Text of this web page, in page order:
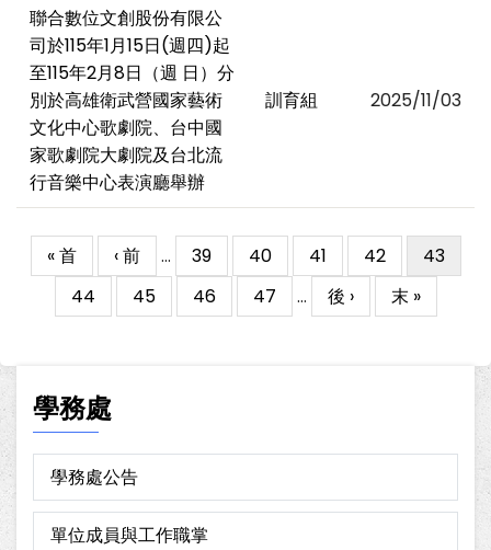
聯合數位文創股份有限公
司於115年1月15日(週四)起
至115年2月8日（週 日）分
別於高雄衛武營國家藝術
文化中心歌劇院、台中國
家歌劇院大劇院及台北流
行音樂中心表演廳舉辦
訓育組 2025/11/03
Pagination
First
page
« 首
Previous
page
‹ 前 … Page
39 Page
40 Page
41 Page
42
目
前
頁
43
Page
44 Page
45 Page
46 Page
47 …
下
一
後 ›
Last
page
末 »
學務處
學務處公告
單位成員與工作職掌